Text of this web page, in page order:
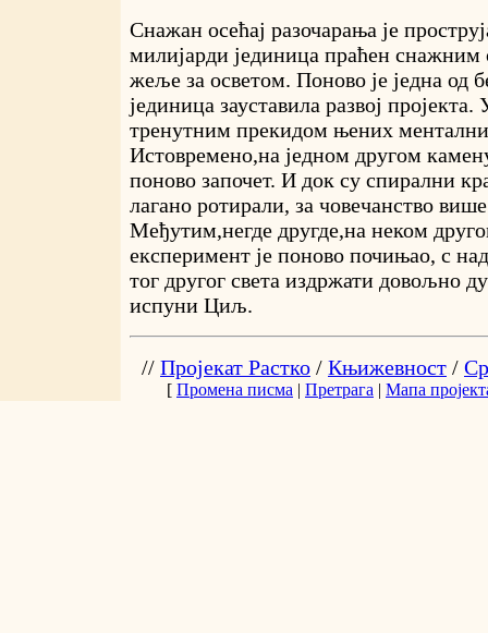
Снажан осећај разочарања је
милијарди јединица праћен снажним
жеље за осветом. Поново је једна од
јединица зауставила развој
тренутним прекидом њених
Истовремено,на једном другом
поново започет. И док су спирални
лагано ротирали, за човечанство
Међутим,негде другде,на неком
експеримент је поново почињао, с
тог другог света издржати довољно
испуни Циљ.
// Пројекат Растко / Књижевност /
[ Промена писма | Претрага | Мапа